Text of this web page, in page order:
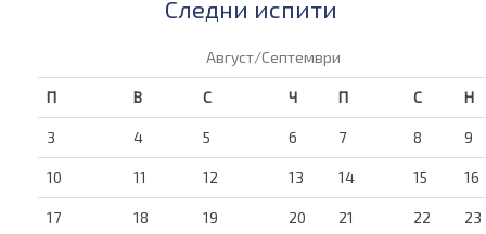
Следни испити
Август/Септември
П В С Ч П С Н
3 4 5 6 7 8 9
10 11 12 13 14 15 16
17 18 19 20 21 22 23